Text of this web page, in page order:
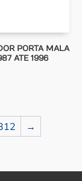
PORTA MALA
ATE 1996
→